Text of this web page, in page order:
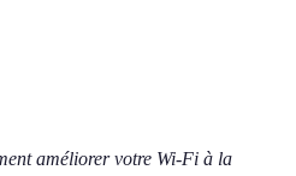
améliorer votre Wi-Fi à la